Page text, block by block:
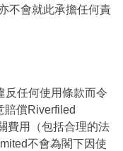
不會就此承擔任何責
反任何使用條款而令
賠償Riverfiled
費用（包括合理的法
不會為閣下因使